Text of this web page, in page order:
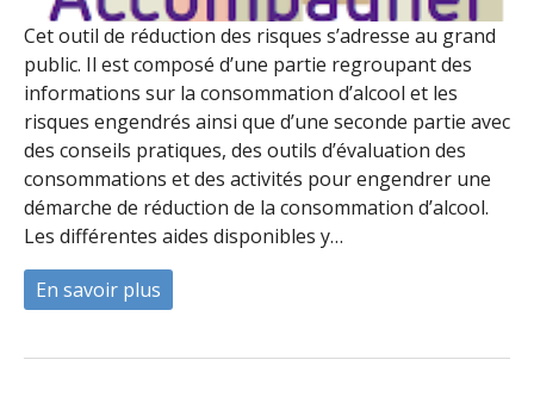
Cet outil de réduction des risques s’adresse au grand
public. Il est composé d’une partie regroupant des
informations sur la consommation d’alcool et les
risques engendrés ainsi que d’une seconde partie avec
des conseils pratiques, des outils d’évaluation des
consommations et des activités pour engendrer une
démarche de réduction de la consommation d’alcool.
Les différentes aides disponibles y…
En savoir plus